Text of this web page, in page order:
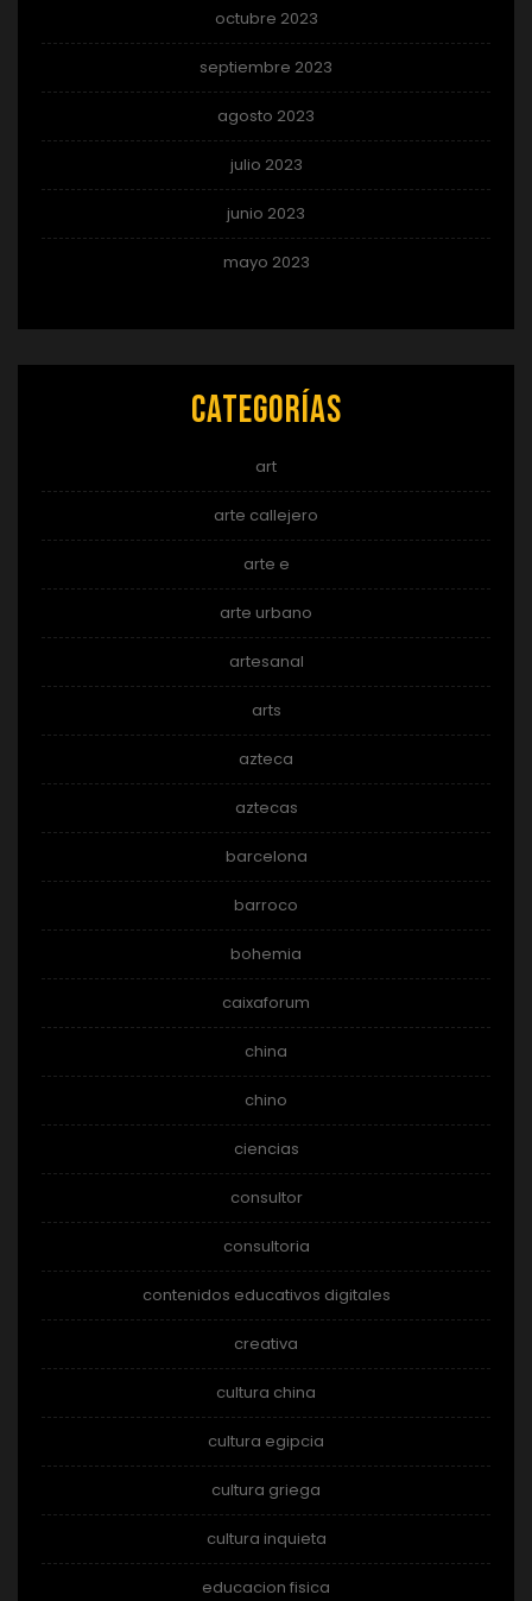
octubre 2023
septiembre 2023
agosto 2023
julio 2023
junio 2023
mayo 2023
Categorías
art
arte callejero
arte e
arte urbano
artesanal
arts
azteca
aztecas
barcelona
barroco
bohemia
caixaforum
china
chino
ciencias
consultor
consultoria
contenidos educativos digitales
creativa
cultura china
cultura egipcia
cultura griega
cultura inquieta
educacion fisica